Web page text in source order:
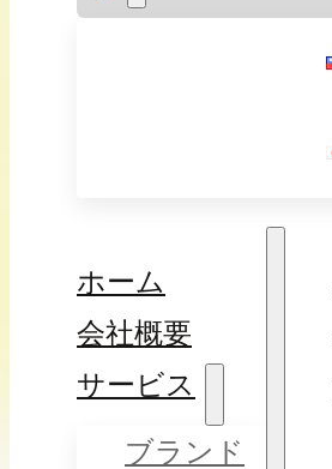
ホーム
会社概要
サービス
ブランド